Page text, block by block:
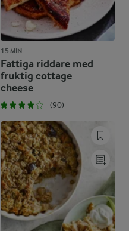
15 MIN
Fattiga riddare med
fruktig cottage
cheese
(90)